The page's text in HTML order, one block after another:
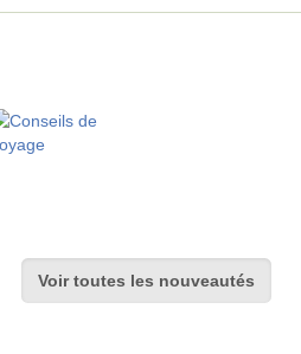
Voir toutes les nouveautés